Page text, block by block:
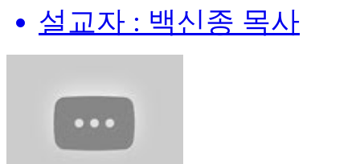
설교자 : 백신종 목사